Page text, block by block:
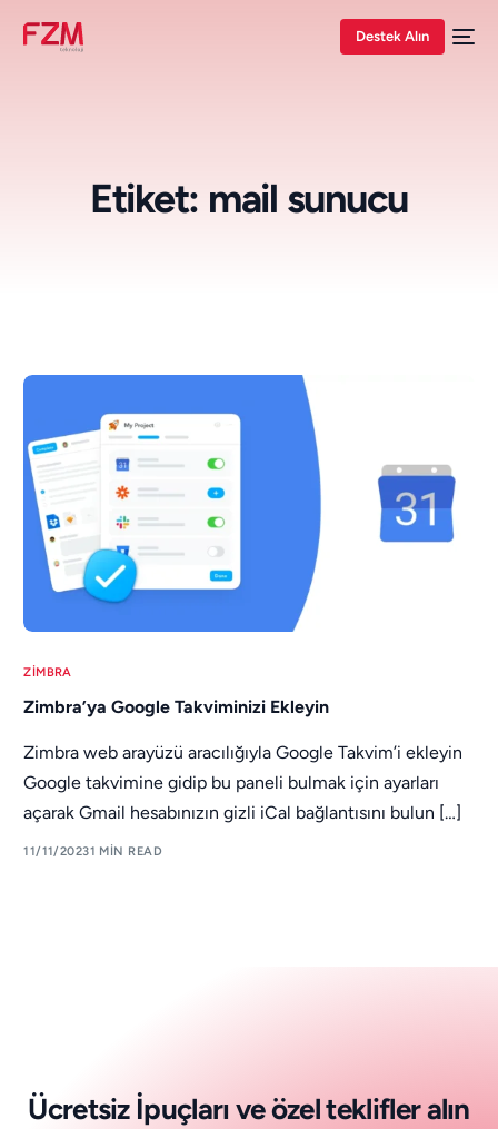
Destek Alın
Etiket: mail sunucu
ZIMBRA
Zimbra’ya Google Takviminizi Ekleyin
Zimbra web arayüzü aracılığıyla Google Takvim’i ekleyin
Google takvimine gidip bu paneli bulmak için ayarları
açarak Gmail hesabınızın gizli iCal bağlantısını bulun […]
11/11/20231 MIN READ
Ücretsiz İpuçlarıveözelteklifleralın